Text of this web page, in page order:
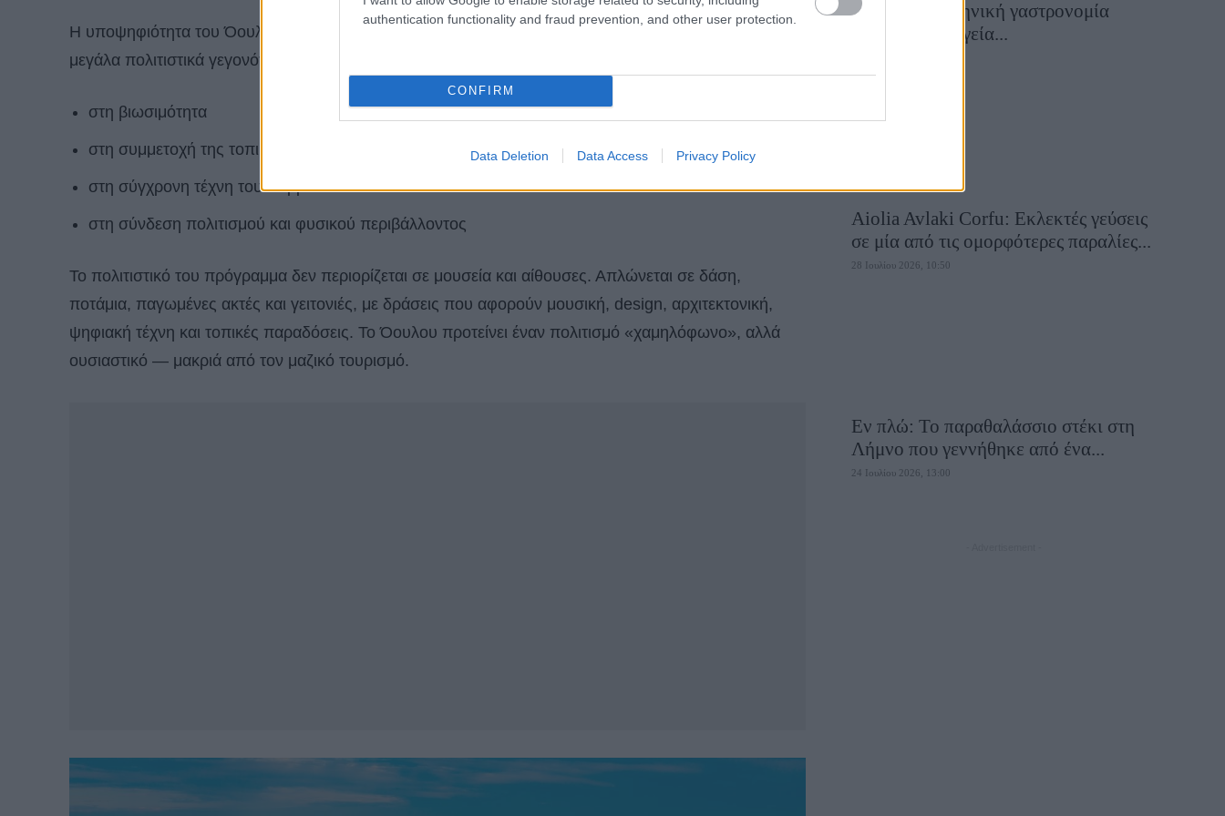
authentication functionality and fraud prevention, and other user protection.
CONFIRM
Data Deletion Data Access Privacy Policy
Η υποψηφιότητα του Όουλου βασίστηκε σε μια διαφορετική φιλοσοφία. Αντί να επενδύσει μόνο σε
μεγάλα πολιτιστικά γεγονότα, η πόλη πρότεινε ένα μοντέλο που δίνει έμφαση:
στη βιωσιμότητα
στη συμμετοχή της τοπικής κοινωνίας
στη σύγχρονη τέχνη του Βορρά
στη σύνδεση πολιτισμού και φυσικού περιβάλλοντος
Το πολιτιστικό του πρόγραμμα δεν περιορίζεται σε μουσεία και αίθουσες. Απλώνεται σε δάση,
ποτάμια, παγωμένες ακτές και γειτονιές, με δράσεις που αφορούν μουσική, design, αρχιτεκτονική,
ψηφιακή τέχνη και τοπικές παραδόσεις. Το Όουλου προτείνει έναν πολιτισμό «χαμηλόφωνο», αλλά
ουσιαστικό — μακριά από τον μαζικό τουρισμό.
αυθεντική ελληνική γαστρονομία
συναντά τη μαγεία...
Aiolia Avlaki Corfu: Εκλεκτές γεύσεις
σε μία από τις ομορφότερες παραλίες...
28 Ιουλίου 2026, 10:50
Εν πλώ: Το παραθαλάσσιο στέκι στη
Λήμνο που γεννήθηκε από ένα...
24 Ιουλίου 2026, 13:00